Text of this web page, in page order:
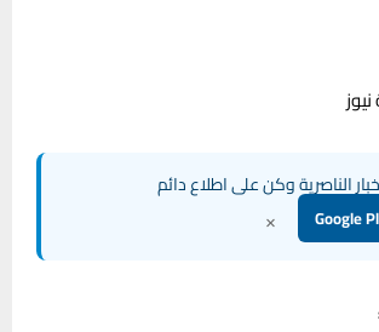
الناصرية وكن على اطلاع دائم
×